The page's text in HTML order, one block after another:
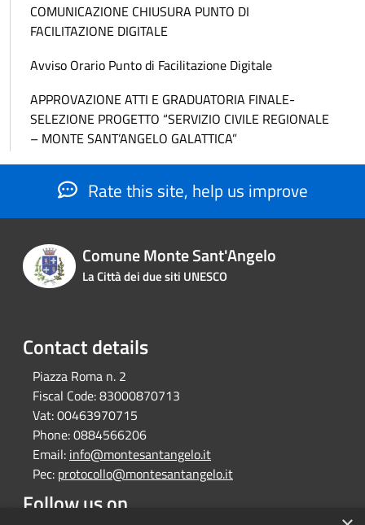
COMUNICAZIONE CHIUSURA PUNTO DI
FACILITAZIONE DIGITALE
Avviso Orario Punto di Facilitazione Digitale
APPROVAZIONE ATTI E GRADUATORIA FINALE-
SELEZIONE PROGETTO “SERVIZIO CIVILE REGIONALE
– MONTE SANT’ANGELO GALATTICA”
Rate this site, help us improve
Comune Monte Sant'Angelo
La Città dei due siti UNESCO
Contact details
Piazza Roma n. 2
Fiscal Code:83000870713
Vat:00463970715
Phone:0884566206
Email: info@montesantangelo.it
Pec: protocollo@montesantangelo.it
Follow us on